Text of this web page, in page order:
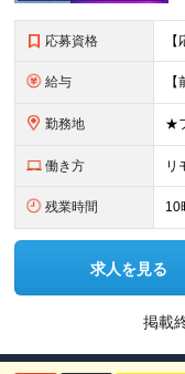
応募資格
給与
勤務地
働き方 リ
残業時間 10
求人を見る
掲載